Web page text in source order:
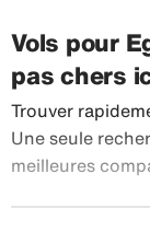
Vols pour
pas chers
Trouver
Une seule
meilleures
étendue de